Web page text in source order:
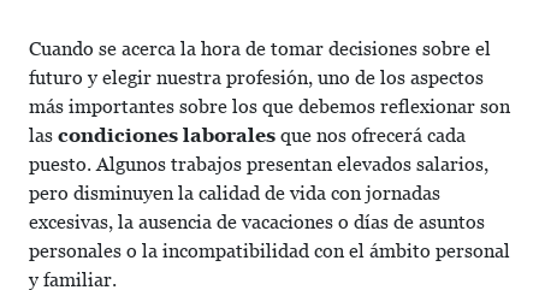
Cuando se acerca la hora de tomar decisiones sobre el
futuro y elegir nuestra profesión, uno de los aspectos
más importantes sobre los que debemos reflexionar son
las condiciones laborales que nos ofrecerá cada
puesto. Algunos trabajos presentan elevados salarios,
pero disminuyen la calidad de vida con jornadas
excesivas, la ausencia de vacaciones o días de asuntos
personales o la incompatibilidad con el ámbito personal
y familiar.